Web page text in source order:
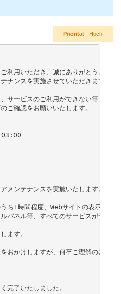
Priorität - Hoch
利用いただき、誠にありがとうござい
ナンスを実施させていただきます。
サービスのご利用ができない等
ご確認をお願いいたします。
メンテナンスを実施いたします。
ち1時間程度、Webサイトの表示・メ
パネル等、すべてのサービスが一時
ます。
おかけしますが、何卒ご理解のほどお
完了いたしました。